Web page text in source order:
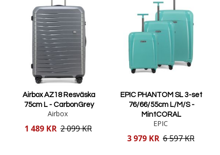
Airbox AZ18 Resväska
75cm L - CarbonGrey
Airbox
Reducerat
1 489 KR 2 099 KR
EPIC PHANTOM SL 3-set
76/66/55cm L/M/S -
MintCORAL
EPIC
Reducerat
3 979 KR 6 597 KR